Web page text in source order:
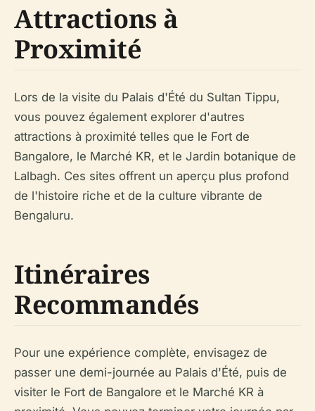
Attractions à
Proximité
Lors de la visite du Palais d'Été du Sultan Tippu,
vous pouvez également explorer d'autres
attractions à proximité telles que le Fort de
Bangalore, le Marché KR, et le Jardin botanique de
Lalbagh. Ces sites offrent un aperçu plus profond
de l'histoire riche et de la culture vibrante de
Bengaluru.
Itinéraires
Recommandés
Pour une expérience complète, envisagez de
passer une demi-journée au Palais d'Été, puis de
visiter le Fort de Bangalore et le Marché KR à